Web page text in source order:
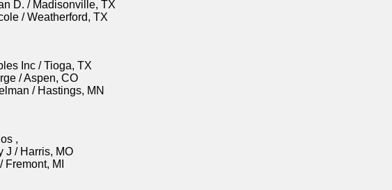
D. / Madisonville, TX
/ Weatherford, TX
Inc / Tioga, TX
/ Aspen, CO
/ Hastings, MN
,
J / Harris, MO
MI